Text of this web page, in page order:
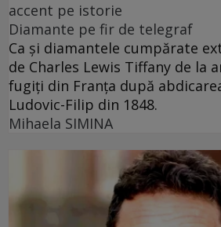
accent pe istorie
Diamante pe fir de telegraf
Ca și diamantele cumpărate
de Charles Lewis Tiffany de la
fugiți din Franța după
Ludovic-Filip din 1848.
Mihaela SIMINA